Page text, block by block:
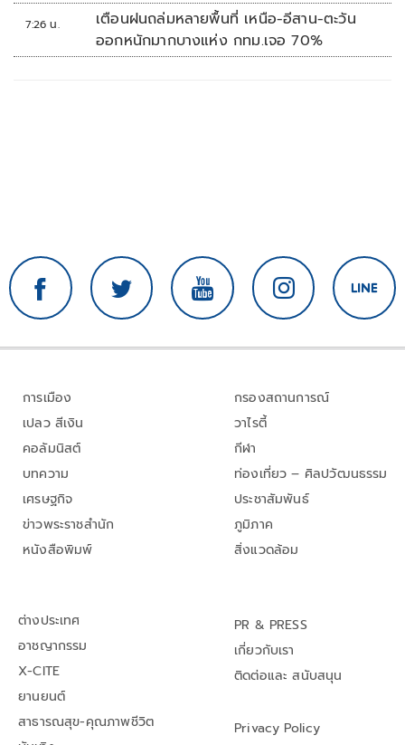
7:26 น.
เตือนฝนถล่มหลายพื้นที่ เหนือ-อีสาน-ตะวัน
ออกหนักมากบางแห่ง กทม.เจอ 70%
การเมือง
เปลว สีเงิน
คอลัมนิสต์
บทความ
เศรษฐกิจ
ข่าวพระราชสำนัก
หนังสือพิมพ์
กรองสถานการณ์
วาไรตี้
กีฬา
ท่องเที่ยว – ศิลปวัฒนธรรม
ประชาสัมพันธ์
ภูมิภาค
สิ่งแวดล้อม
ต่างประเทศ
อาชญากรรม
X-CITE
ยานยนต์
สาธารณสุข-คุณภาพชีวิต
PR & PRESS
เกี่ยวกับเรา
ติดต่อและ สนับสนุน
Privacy Policy